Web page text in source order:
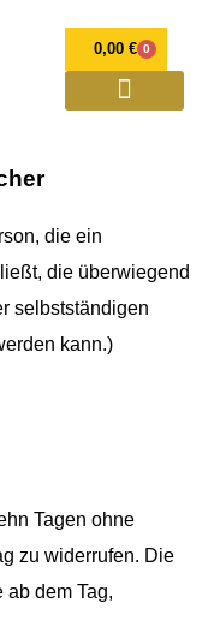
0,00€ 0
die ein
die überwiegend
selbstständigen
kann.)
Tagen ohne
zu widerrufen. Die
ab dem Tag,